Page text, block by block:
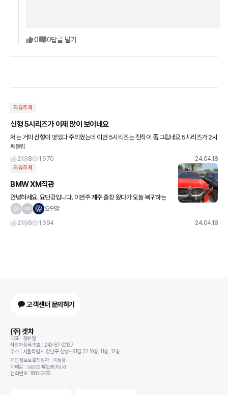
0 0답글 달기
자유주제
신형 5시리즈가 이제 많이 보이네요
저는 거의 신형이 멋있다 주의였는데 이번 5시리즈는 전작이 좀 그립네요 5시리즈가 2시
리즈 그란쿠페 대짜 같기도 하고.. 성능은 안 그렇겠지만 왜 이렇게 뚠뚠 해졌을까요 저 같
은 생각하시는
째둘럽
2
8 1,670 24.04.18
자유주제
BMW XM직관
안녕하세요. 요단강입니다. 이번주 제주 출장 왔다가 오늘 복귀하는
길입니다. 렌터카 반납하는데 XM이 세대가 있네요. 빨강, 그 뒤에 검
요단강
2
6 1,694 24.04.18
고객센터 문의하기
(주) 겟차
대표 : 정유철
사업자등록번호 : 243-87-00137
주소 : 서울특별시 강남구 삼성로91길 32 10층, 11층, 12층
개인정보보호책임자 : 이동용
이메일 : support@getcha.kr
전화번호: 1800-0456